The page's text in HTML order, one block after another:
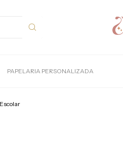
PAPELARIA PERSONALIZADA